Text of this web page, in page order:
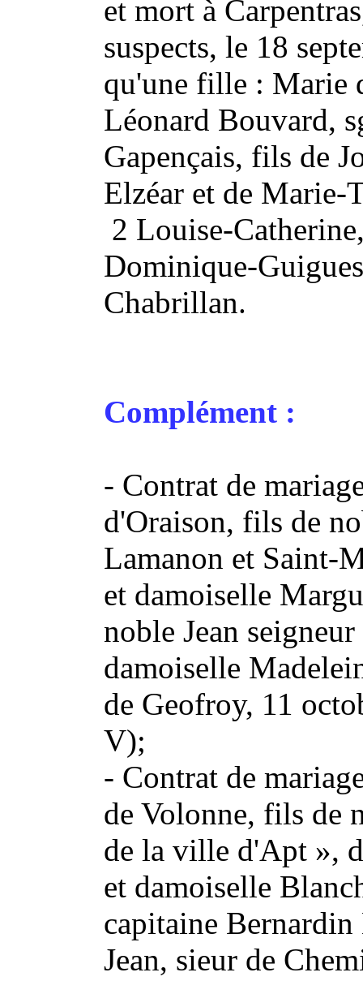
et mort à
suspects, le 18
qu'une fille : Marie
Léonard Bouvard,
Gapençais, fils de
Elzéar et de Marie-
2 Louise-
Dominique-
Chabrillan.
Complément :
- Contrat de
d'Oraison, fils de
Lamanon et Saint-
et damoiselle
noble Jean
damoiselle
de Geofroy, 11
V);
- Contrat de
de Volonne, fils de
de la ville d'Apt »,
et damoiselle
capitaine
Jean, sieur de